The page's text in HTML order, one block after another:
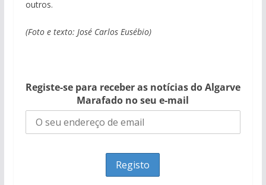
outros.
(Foto e texto: José Carlos Eusébio)
Registe-se para receber as notícias do Algarve
Marafado no seu e-mail